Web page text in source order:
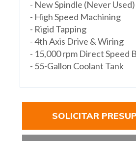
- New Spindle (Never Used)
- High Speed Machining
- Rigid Tapping
- 4th Axis Drive & Wiring
- 15,000 rpm Direct Speed
- 55-Gallon Coolant Tank
SOLICITAR